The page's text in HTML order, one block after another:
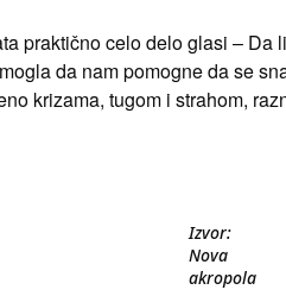
praktično celo delo glasi – Da
da nam pomogne da se
krizama, tugom i strahom,
Izvor:
Nova
akropola